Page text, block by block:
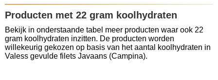
Producten met 22 gram koolhydraten
Bekijk in onderstaande tabel meer producten waar ook 22
gram koolhydraten inzitten. De producten worden
willekeurig gekozen op basis van het aantal koolhydraten in
Valess gevulde filets Javaans (Campina).